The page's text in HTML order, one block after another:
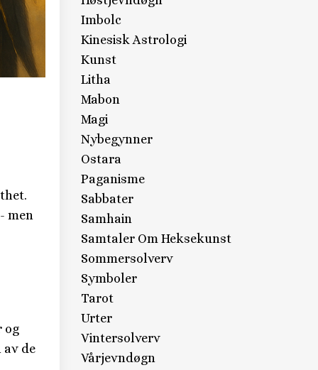
men
og
av de
Imbolc
Kinesisk Astrologi
Kunst
Litha
Mabon
Magi
Nybegynner
Ostara
Paganisme
Sabbater
Samhain
Samtaler Om Heksekunst
Sommersolverv
Symboler
Tarot
Urter
Vintersolverv
Vårjevndøgn